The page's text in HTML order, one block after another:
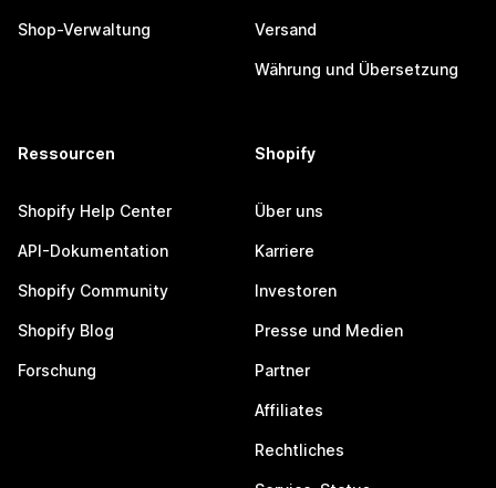
Shop-Verwaltung Versand
Währung und Übersetzung
Ressourcen
Shopify Help Center
API-Dokumentation
Shopify Community
Shopify Blog
Forschung
Shopify
Über uns
Karriere
Investoren
Presse und Medien
Partner
Affiliates
Rechtliches